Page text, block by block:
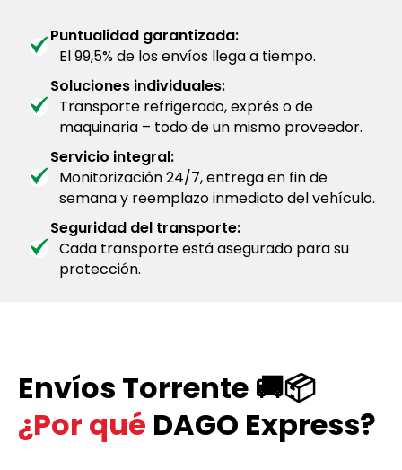
Puntualidad garantizada:
El 99,5% de los envíos llega a tiempo.
Soluciones individuales:
Transporte refrigerado, exprés o de
maquinaria – todo de un mismo proveedor.
Servicio integral:
Monitorización 24/7, entrega en fin de
semana y reemplazo inmediato del vehículo.
Seguridad del transporte:
Cada transporte está asegurado para su
protección.
Envíos Torrente 🚚📦
¿Por qué DAGO Express?